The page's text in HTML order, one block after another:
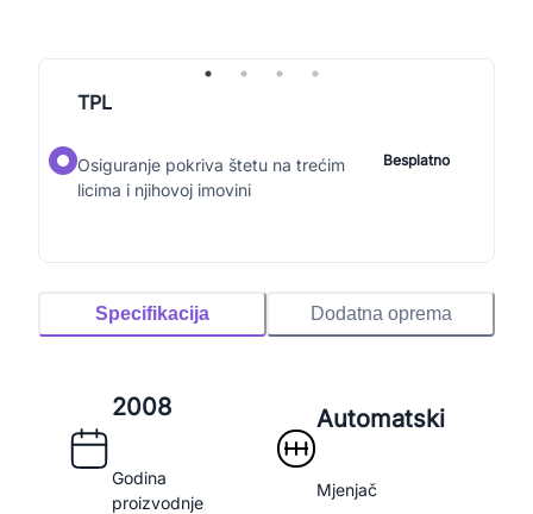
TPL
Osiguranje pokriva štetu na trećim
licima i njihovoj imovini
Besplatno
Specifikacija Dodatna oprema
2008
Godina
proizvodnje
Automatski
Mjenjač